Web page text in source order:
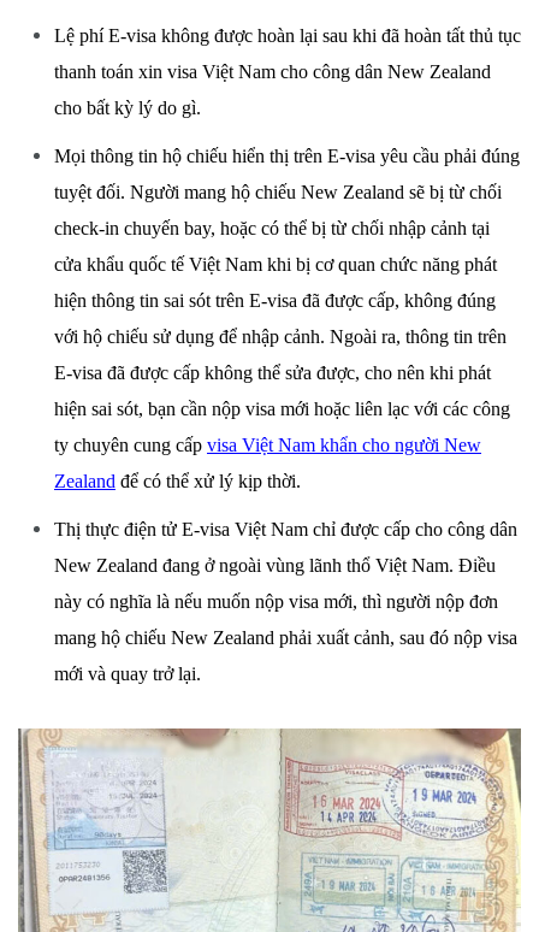
Lệ phí E-visa không được hoàn lại sau khi đã hoàn tất thủ tục
thanh toán xin visa Việt Nam cho công dân New Zealand
cho bất kỳ lý do gì.
Mọi thông tin hộ chiếu hiển thị trên E-visa yêu cầu phải đúng
tuyệt đối. Người mang hộ chiếu New Zealand sẽ bị từ chối
check-in chuyến bay, hoặc có thể bị từ chối nhập cảnh tại
cửa khẩu quốc tế Việt Nam khi bị cơ quan chức năng phát
hiện thông tin sai sót trên E-visa đã được cấp, không đúng
với hộ chiếu sử dụng để nhập cảnh. Ngoài ra, thông tin trên
E-visa đã được cấp không thể sửa được, cho nên khi phát
hiện sai sót, bạn cần nộp visa mới hoặc liên lạc với các công
ty chuyên cung cấp visa Việt Nam khẩn cho người New
Zealand để có thể xử lý kịp thời.
Thị thực điện tử E-visa Việt Nam chỉ được cấp cho công dân
New Zealand đang ở ngoài vùng lãnh thổ Việt Nam. Điều
này có nghĩa là nếu muốn nộp visa mới, thì người nộp đơn
mang hộ chiếu New Zealand phải xuất cảnh, sau đó nộp visa
mới và quay trở lại.